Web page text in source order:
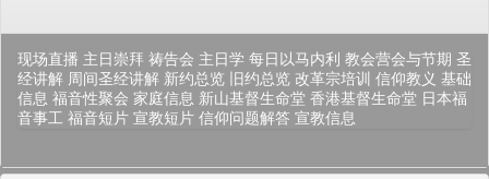
现场直播 主日崇拜 祷告会 主日学 每日以马内利 教会营会与节期 圣
经讲解 周间圣经讲解 新约总览 旧约总览 改革宗培训 信仰教义 基础
信息 福音性聚会 家庭信息 新山基督生命堂 香港基督生命堂 日本福
音事工 福音短片 宣教短片 信仰问题解答 宣教信息